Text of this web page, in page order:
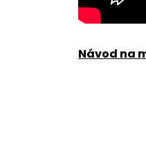
Návod na